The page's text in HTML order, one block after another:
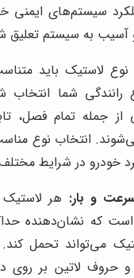
سیستم‌های
و آسیب به سیستم تعلیق
نوع لاستیک باید
رانندگی شما انتخاب
از جمله تمام فصل،
انتخاب نوع
خودرو در شرایط
و بار: هر
که نشان‌دهنده
می‌تواند تحمل
حروف لاتین بر روی